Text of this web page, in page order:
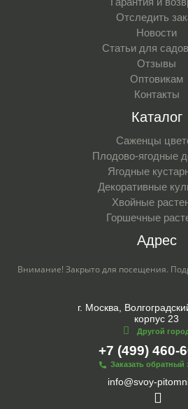
Отследить
Новости
Статьи для
Отзывы
Оптовикам
Контакты
Каталог
Саженцы
Плодово-ягодные
Ягодные
Декоративные
Хвойные
Горшечные
Адрес
Внимание! Закрыто для посещения.
г. Москва,
корпус 23
Другой
+7 (499) 460-
Заказать обратный
info@svoy-